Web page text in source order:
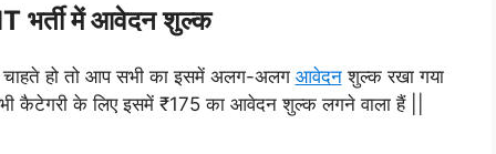
भर्ती में आवेदन शुल्क
चाहते हो तो आप सभी का इसमें अलग-अलग आवेदनशुल्क रखा गया
के लिए इसमें ₹175 का आवेदन शुल्क लगने वाला हैं ||